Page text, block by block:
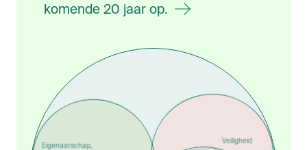
komende 20 jaar op.
democratie